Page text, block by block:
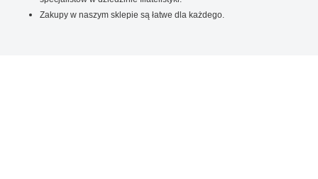
Zakupy w naszym sklepie są łatwe dla każdego.